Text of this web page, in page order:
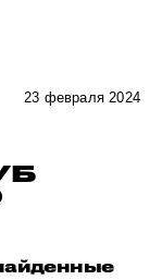
23 февраля 2024